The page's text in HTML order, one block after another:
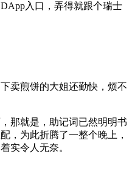
入口，弄得就跟个瑞士
卖煎饼的大姐还勤快，烦不
那就是，助记词已然明明书
，为此折腾了一整个晚上，
实令人无奈。